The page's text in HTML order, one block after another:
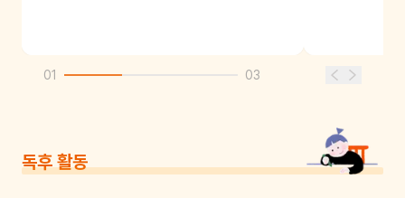
01 03
독후 활동